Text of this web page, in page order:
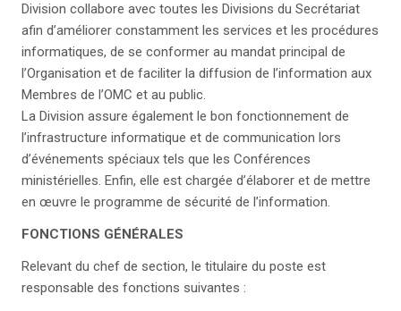
Division collabore avec toutes les Divisions du Secrétariat
afin d’améliorer constamment les services et les procédures
informatiques, de se conformer au mandat principal de
l’Organisation et de faciliter la diffusion de l’information aux
Membres de l’OMC et au public.
La Division assure également le bon fonctionnement de
l’infrastructure informatique et de communication lors
d’événements spéciaux tels que les Conférences
ministérielles. Enfin, elle est chargée d’élaborer et de mettre
en œuvre le programme de sécurité de l’information.
FONCTIONS GÉNÉRALES
Relevant du chef de section, le titulaire du poste est
responsable des fonctions suivantes :